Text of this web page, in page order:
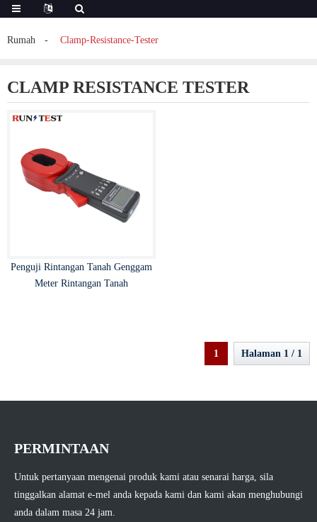
Rumah Clamp-Resistance-Tester
CLAMP RESISTANCE TESTER
Penguji Rintangan Tanah Genggam
Meter Rintangan Tanah
1 Halaman 1 / 1
PERMINTAAN
Untuk pertanyaan mengenai produk kami atau senarai harga, sila
tinggalkan alamat e-mel anda kepada kami dan kami akan menghubungi
anda dalam masa 24 jam.